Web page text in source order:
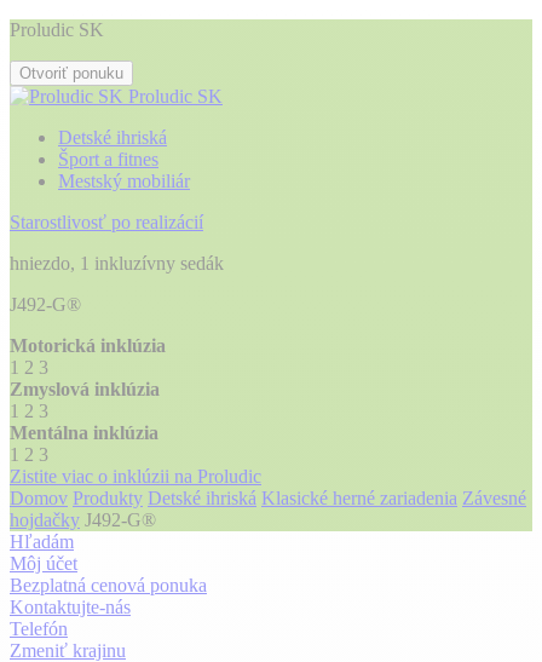
Proludic SK
Otvoriť ponuku
Proludic SK
Detské ihriská
Šport a fitnes
Mestský mobiliár
Starostlivosť po realizácií
hniezdo, 1 inkluzívny sedák
J492-G®
Motorická inklúzia
1 2 3
Zmyslová inklúzia
1 2 3
Mentálna inklúzia
1 2 3
Zistite viac o inklúzii na Proludic
Domov Produkty Detské ihriská Klasické herné zariadenia Závesné
hojdačky J492-G®
Hľadám
Môj účet
Bezplatná cenová ponuka
Kontaktujte-nás
Telefón
Zmeniť krajinu